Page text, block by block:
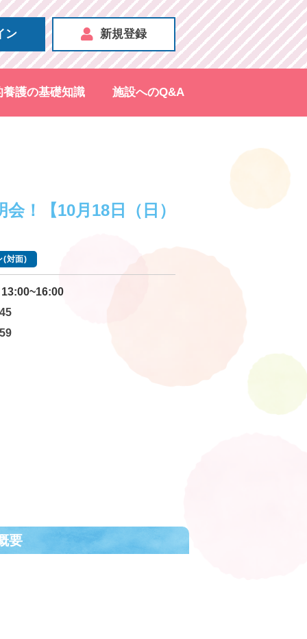
ン 新規登録
養護の基礎知識 施設へのQ&A
！【10月18日（日）
(対面)
要